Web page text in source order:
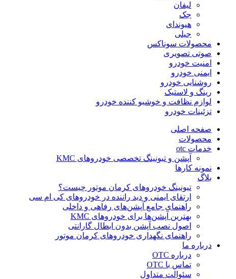
لیفان
جک
هیوندای
جیلی
محصولات سوناکس
صوتی تصویری
امنیت خودرو
ایمنی خودرو
روشنایی خودرو
رینگ و لاستیک
لوازم نظافت و خوشبو کننده خودرو
تزئینات خودرو
صفحه اصلی
محصولات
خدمات otc
آپشن و تیونینگ تخصصی خودروهای KMC
نمونه کارها
بلاگ
تیونینگ خودروهای کرمان موتور چیست؟
ارتقای ایمنی و دید راننده در خودروهای کی ام سی
راهنمای جامع آپشن‌های رفاهی و داخلی
بهترین آپشن‌ها برای خودروهای KMC
اصول نصب آپشن بدون ابطال گارانتی
راهنمای نگهداری خودروهای کرمان موتور
درباره ما
درباره OTC
تماس با OTC
سئوالت متداول